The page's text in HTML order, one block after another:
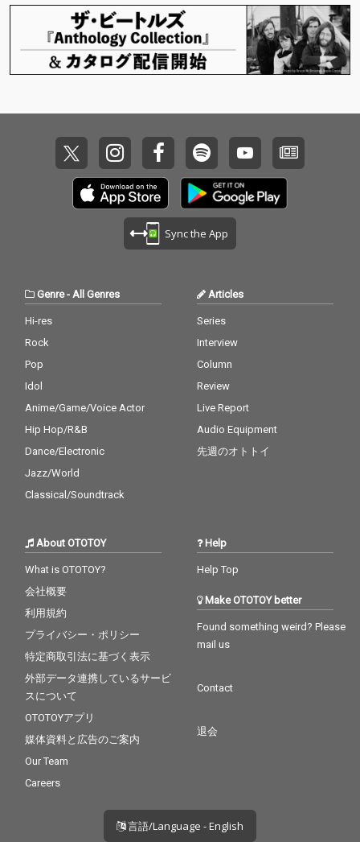
Sync the App
Genre- All Genres
Hi-res
Rock
Pop
Idol
Anime/Game/Voice Actor
Hip Hop/R&B
Dance/Electronic
Jazz/World
Classical/Soundtrack
Articles
Series
Interview
Column
Review
Live Report
Audio Equipment
先週のオトトイ
About OTOTOY
What is OTOTOY?
会社概要
利用規約
プライバシー・ポリシー
特定商取引法に基づく表示
外部データ連携しているサービ
スについて
OTOTOYアプリ
媒体資料と広告のご案内
Our Team
Careers
Help
Help Top
Make OTOTOY better
Found something weird? Please
mail us
Contact
退会
言語/Language - English